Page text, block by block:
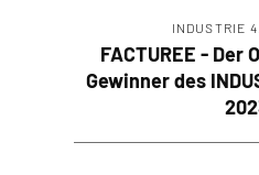
INDUSTRIE
FACTUREE - Der
Gewinner des